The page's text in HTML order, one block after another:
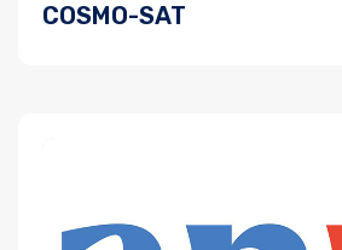
COSMO-SAT